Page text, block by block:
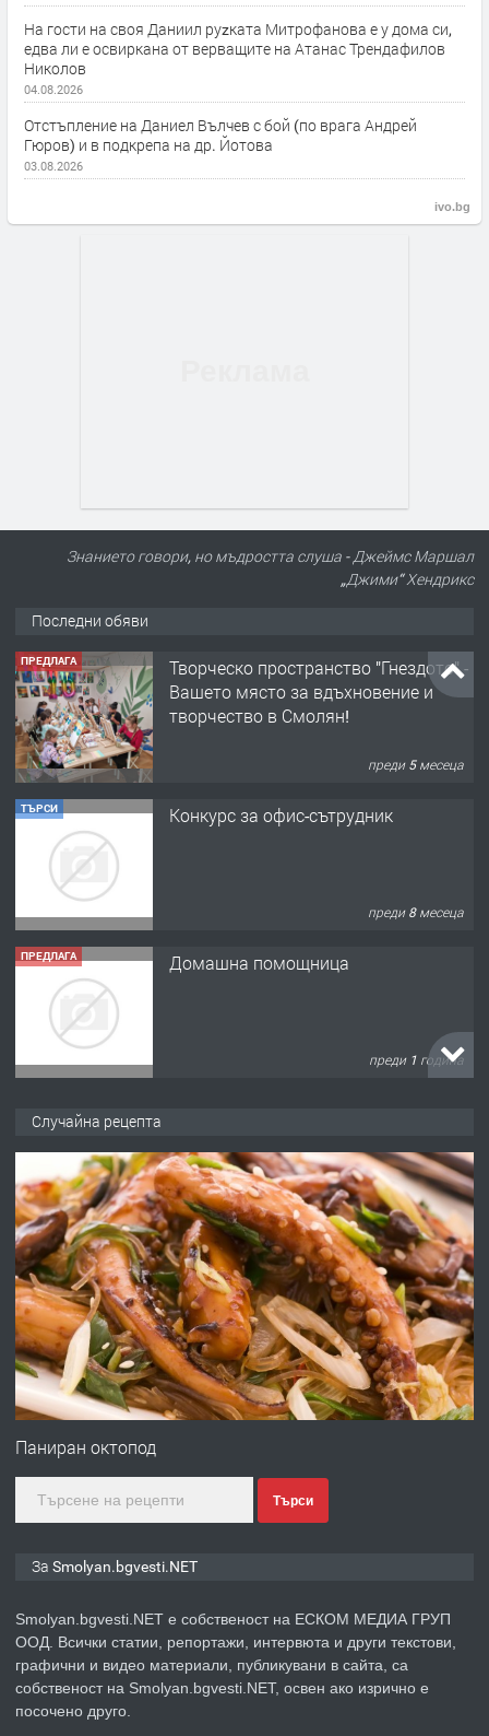
На гости на своя Даниил руzката Митрофанова е у дома си,
едва ли е освиркана от верващите на Атанас Трендафилов
Николов
04.08.2026
Отстъпление на Даниел Вълчев с бой (по врага Андрей
Гюров) и в подкрепа на др. Йотова
03.08.2026
ivo.bg
Знанието говори, но мъдростта слуша - Джеймс Маршал
„Джими“ Хендрикс
Последни обяви
ПРЕДЛАГА
Творческо пространство "Гнездото" -
Вашето място за вдъхновение и
творчество в Смолян!
преди 5 месеца
ТЪРСИ Конкурс за офис-сътрудник
преди 8 месеца
ПРЕДЛАГА Домашна помощница
преди 1 година
преди 2 години
ПРЕДЛАГА
УДЪЛЖАВАНЕ НА ЧОВЕШКИЯТ
ЖИВОТ И ПОДОБРЯВАНЕ НА
НЕГОВОТО КАЧЕСТВО
преди 2 години
ПРЕДЛАГА Имот в Северна Гърция, до Кавала
преди 2 години
ПРЕДЛАГА КЪЩА В МАРОНЯ
Случайна рецепта
Паниран октопод
Търси
За Smolyan.bgvesti.NET
Smolyan.bgvesti.NET е собственост на ЕСКОМ МЕДИА ГРУП
ООД. Всички статии, репортажи, интервюта и други текстови,
графични и видео материали, публикувани в сайта, са
собственост на Smolyan.bgvesti.NET, освен ако изрично е
посочено друго.